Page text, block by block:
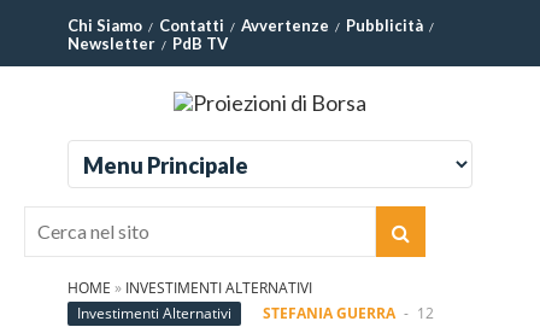
Chi Siamo Contatti Avvertenze
Pubblicità
Newsletter
PdB TV
HOME » INVESTIMENTI ALTERNATIVI
Investimenti Alternativi
STEFANIA GUERRA - 12